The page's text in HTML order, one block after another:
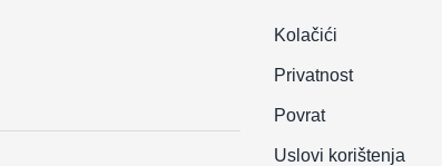
Kolačići
Privatnost
Povrat
Uslovi korištenja